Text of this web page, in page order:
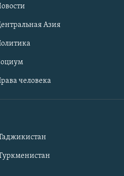
Азия
человека